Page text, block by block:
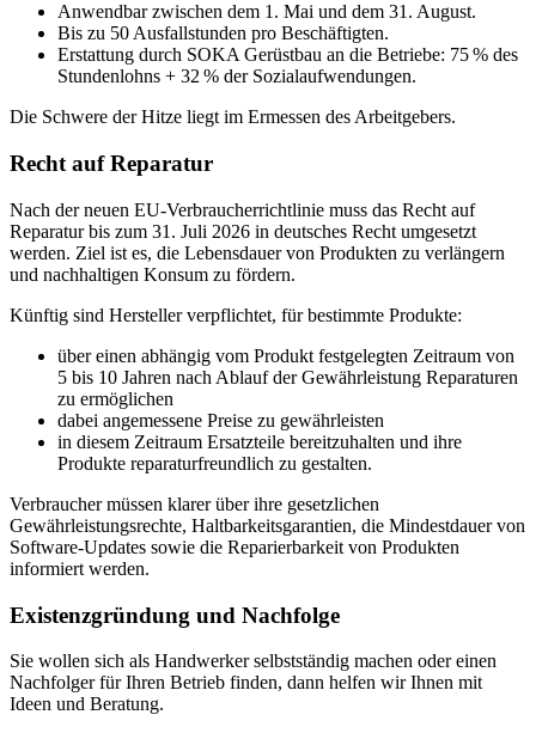
Anwendbar zwischen dem 1. Mai und dem 31. August.
Bis zu 50 Ausfallstunden pro Beschäftigten.
Erstattung durch SOKA Gerüstbau an die Betriebe: 75 % des
Stundenlohns + 32 % der Sozialaufwendungen.
Die Schwere der Hitze liegt im Ermessen des Arbeitgebers.
Recht auf Reparatur
Nach der neuen EU-Verbraucherrichtlinie muss das Recht auf
Reparatur bis zum 31. Juli 2026 in deutsches Recht umgesetzt
werden. Ziel ist es, die Lebensdauer von Produkten zu verlängern
und nachhaltigen Konsum zu fördern.
Künftig sind Hersteller verpflichtet, für bestimmte Produkte:
über einen abhängig vom Produkt festgelegten Zeitraum von
5 bis 10 Jahren nach Ablauf der Gewährleistung Reparaturen
zu ermöglichen
dabei angemessene Preise zu gewährleisten
in diesem Zeitraum Ersatzteile bereitzuhalten und ihre
Produkte reparaturfreundlich zu gestalten.
Verbraucher müssen klarer über ihre gesetzlichen
Gewährleistungsrechte, Haltbarkeitsgarantien, die Mindestdauer von
Software-Updates sowie die Reparierbarkeit von Produkten
informiert werden.
Existenzgründung und Nachfolge
Sie wollen sich als Handwerker selbstständig machen oder einen
Nachfolger für Ihren Betrieb finden, dann helfen wir Ihnen mit
Ideen und Beratung.